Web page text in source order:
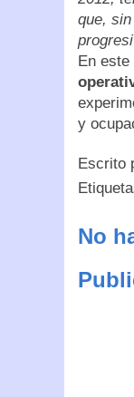
que,
En
y
Escrito
No